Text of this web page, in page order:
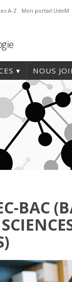
A-Z Mon portail UdeM
NOUS
BAC